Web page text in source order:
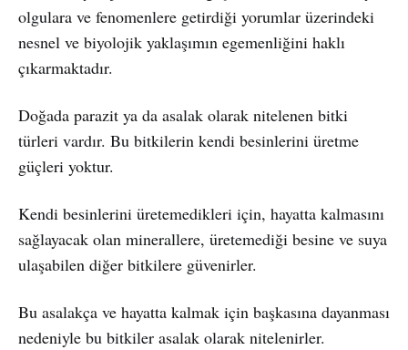
olgulara ve fenomenlere getirdiği yorumlar üzerindeki
nesnel ve biyolojik yaklaşımın egemenliğini haklı
çıkarmaktadır.
Doğada parazit ya da asalak olarak nitelenen bitki
türleri vardır. Bu bitkilerin kendi besinlerini üretme
güçleri yoktur.
Kendi besinlerini üretemedikleri için, hayatta kalmasını
sağlayacak olan minerallere, üretemediği besine ve suya
ulaşabilen diğer bitkilere güvenirler.
Bu asalakça ve hayatta kalmak için başkasına dayanması
nedeniyle bu bitkiler asalak olarak nitelenirler.